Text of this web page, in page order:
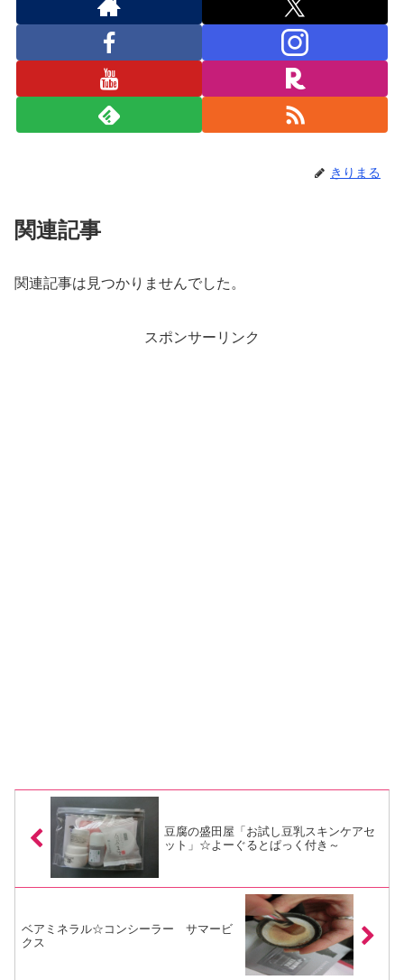
きりまる
関連記事
関連記事は見つかりませんでした。
スポンサーリンク
豆腐の盛田屋「お試し豆乳スキンケアセ
ット」☆よーぐるとぱっく付き～
ベアミネラル☆コンシーラー サマービ
クス